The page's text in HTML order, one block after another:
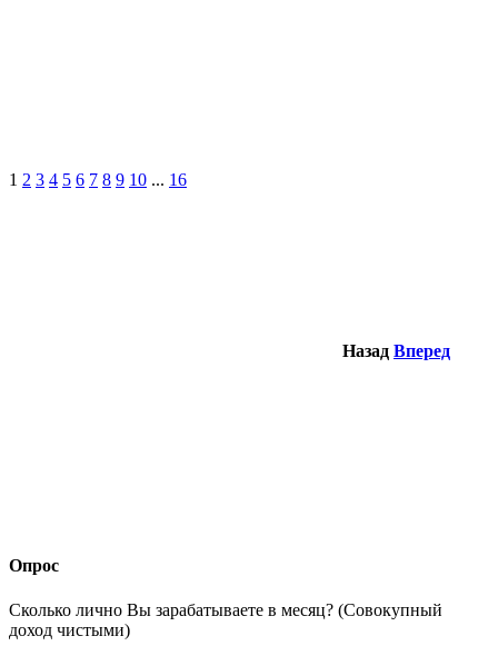
1 2 3 4 5 6 7 8 9 10 ... 16
Назад Вперед
Опрос
Сколько лично Вы зарабатываете в месяц? (Совокупный
доход чистыми)